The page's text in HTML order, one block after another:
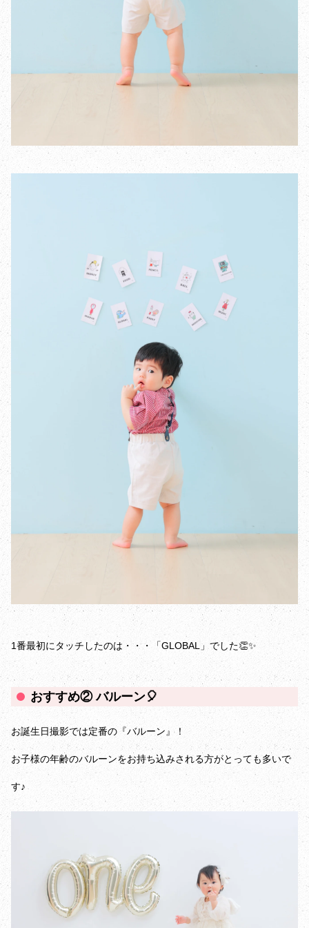
1番最初にタッチしたのは・・・「GLOBAL」でした👏✨️
おすすめ② バルーン🎈
お誕生日撮影では定番の『バルーン』！
お子様の年齢のバルーンをお持ち込みされる方がとっても多いで
す♪